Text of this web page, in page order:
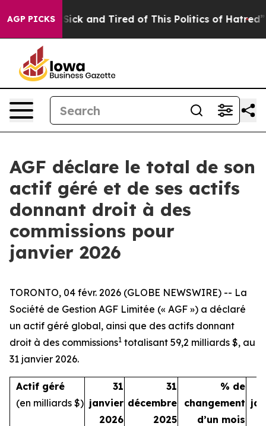
AGP PICKS
Are Sick and Tired of This Politics of Hatred” The
AGF déclare le total de son
actif géré et de ses actifs
donnant droit à des
commissions pour
janvier 2026
TORONTO, 04 févr. 2026 (GLOBE NEWSWIRE) -- La
Société de Gestion AGF Limitée (« AGF ») a déclaré
un actif géré global, ainsi que des actifs donnant
droit à des commissions1 totalisant 59,2 milliards $, au
31 janvier 2026.
Actif géré
(en milliards $)
31
janvier
2026
31
décembre
2025
% de
changement
d’un mois